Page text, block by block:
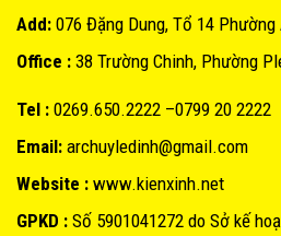
Add: 076 Đặng Dung, Tổ 14
Office : 38 Trường Chinh, Phường
Tel : 0269.650.2222 –0799 20 2222
Email: archuyledinh@gmail.com
Website : www.kienxinh.net
GPKD : Số 5901041272 do Sở kế